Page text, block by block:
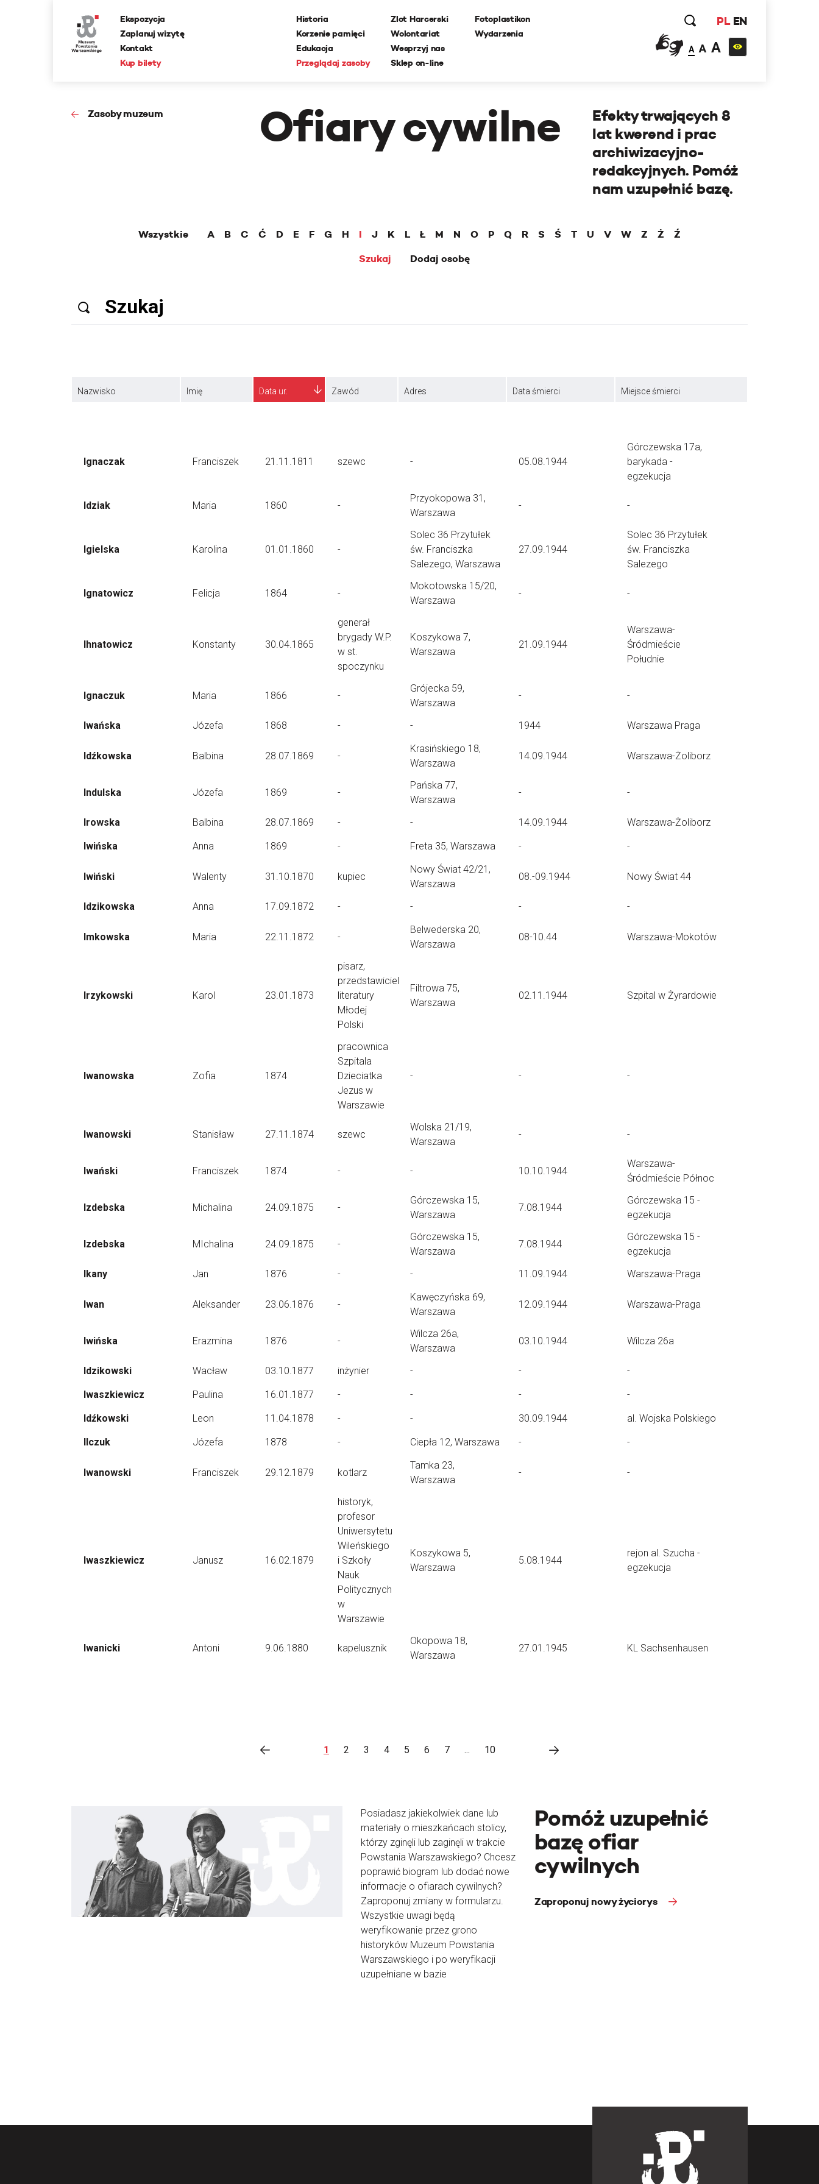
Ekspozycja
Zaplanuj wizytę
Kontakt
Kup bilety
Historia
Korzenie pamięci
Edukacja
Przeglądaj zasoby
Zlot Harcerski
Wolontariat
Wesprzyj nas
Sklep on-line
Fotoplastikon
Wydarzenia
PL EN
A A A
Zasoby muzeum Ofiary cywilne
Efekty trwających 8
lat kwerend i prac
archiwizacyjno-
redakcyjnych. Pomóż
nam uzupełnić bazę.
Wszystkie A B C Ć D E F G H I J K L Ł M N O P Q R S Ś T U V W Z Ż
Ź
Szukaj
Dodaj osobę
Nazwisko Imię Data ur. Zawód Adres Data śmierci Miejsce śmierci
Ignaczak Franciszek 21.11.1811 szewc - 05.08.1944
Górczewska 17a,
barykada -
egzekucja
Idziak Maria 1860 -
Przyokopowa 31,
Warszawa
- -
Igielska Karolina 01.01.1860 -
Solec 36 Przytułek
św. Franciszka
Salezego, Warszawa
27.09.1944
Solec 36 Przytułek
św. Franciszka
Salezego
Ignatowicz Felicja 1864 -
Mokotowska 15/20,
Warszawa
- -
Ihnatowicz Konstanty 30.04.1865
generał
brygady W.P.
w st.
spoczynku
Koszykowa 7,
Warszawa
21.09.1944
Warszawa-
Śródmieście
Południe
Ignaczuk Maria 1866 -
Grójecka 59,
Warszawa
- -
Iwańska Józefa 1868 - - 1944 Warszawa Praga
Idźkowska Balbina 28.07.1869 -
Krasińskiego 18,
Warszawa
14.09.1944 Warszawa-Żoliborz
Indulska Józefa 1869 -
Pańska 77,
Warszawa
- -
Irowska Balbina 28.07.1869 - - 14.09.1944 Warszawa-Żoliborz
Iwińska Anna 1869 - Freta 35, Warszawa - -
Iwiński Walenty 31.10.1870 kupiec
Nowy Świat 42/21,
Warszawa
08.-09.1944 Nowy Świat 44
Idzikowska Anna 17.09.1872 - - - -
Imkowska Maria 22.11.1872 -
Belwederska 20,
Warszawa
08-10.44 Warszawa-Mokotów
Irzykowski Karol 23.01.1873
pisarz,
przedstawiciel
literatury
Młodej
Polski
Filtrowa 75,
Warszawa
02.11.1944 Szpital w Żyrardowie
Iwanowska Zofia 1874
pracownica
Szpitala
Dzieciatka
Jezus w
Warszawie
- - -
Iwanowski Stanisław 27.11.1874 szewc
Wolska 21/19,
Warszawa
- -
Iwański Franciszek 1874 - - 10.10.1944
Warszawa-
Śródmieście Północ
Izdebska Michalina 24.09.1875 -
Górczewska 15,
Warszawa
7.08.1944
Górczewska 15 -
egzekucja
Izdebska MIchalina 24.09.1875 -
Górczewska 15,
Warszawa
7.08.1944
Górczewska 15 -
egzekucja
Ikany
Jan 1876 - - 11.09.1944 Warszawa-Praga
Iwan Aleksander 23.06.1876 -
Kawęczyńska 69,
Warszawa
12.09.1944 Warszawa-Praga
Iwińska Erazmina 1876 -
Wilcza 26a,
Warszawa
03.10.1944 Wilcza 26a
Idzikowski Wacław 03.10.1877 inżynier - - -
Iwaszkiewicz Paulina 16.01.1877 - - - -
Idźkowski Leon 11.04.1878 - - 30.09.1944 al. Wojska Polskiego
Ilczuk Józefa 1878 - Ciepła 12, Warszawa - -
Iwanowski Franciszek 29.12.1879 kotlarz
Tamka 23,
Warszawa
- -
Iwaszkiewicz Janusz 16.02.1879
historyk,
profesor
Uniwersytetu
Wileńskiego
i Szkoły
Nauk
Politycznych
w
Warszawie
Koszykowa 5,
Warszawa
5.08.1944
rejon al. Szucha -
egzekucja
Iwanicki Antoni 9.06.1880 kapelusznik
Okopowa 18,
Warszawa
27.01.1945 KL Sachsenhausen
1 2 3 4 5 6 7 ... 10
Posiadasz jakiekolwiek dane lub
materiały o mieszkańcach stolicy,
którzy zginęli lub zaginęli w trakcie
Powstania Warszawskiego? Chcesz
poprawić biogram lub dodać nowe
informacje o ofiarach cywilnych?
Zaproponuj zmiany w formularzu.
Wszystkie uwagi będą
weryfikowanie przez grono
historyków Muzeum Powstania
Warszawskiego i po weryfikacji
uzupełniane w bazie
Pomóż uzupełnić
bazę ofiar
cywilnych
Zaproponuj nowy życiorys